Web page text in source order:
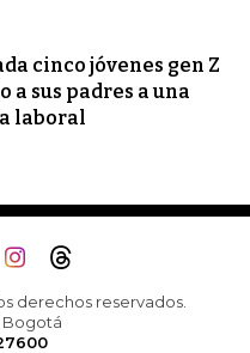
cinco jóvenes gen Z
a sus padres a una
laboral
derechos reservados.
Bogotá